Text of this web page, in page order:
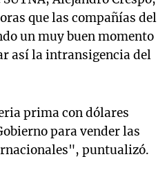
que las compañías del
un muy buen momento
así la intransigencia del
prima con dólares
para vender las
puntualizó.